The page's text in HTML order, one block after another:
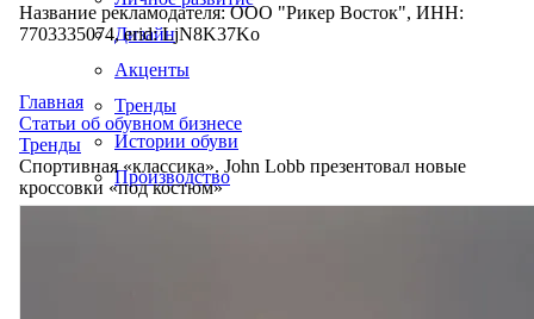
Дизайн
Акценты
Тренды
Истории обуви
Производство
Название рекламодателя: ООО "Рикер Восток", ИНН:
7703335074, erid: LjN8K37Ko
Главная
Статьи об обувном бизнесе
Тренды
Спортивная «классика». John Lobb презентовал новые
кроссовки «под костюм»